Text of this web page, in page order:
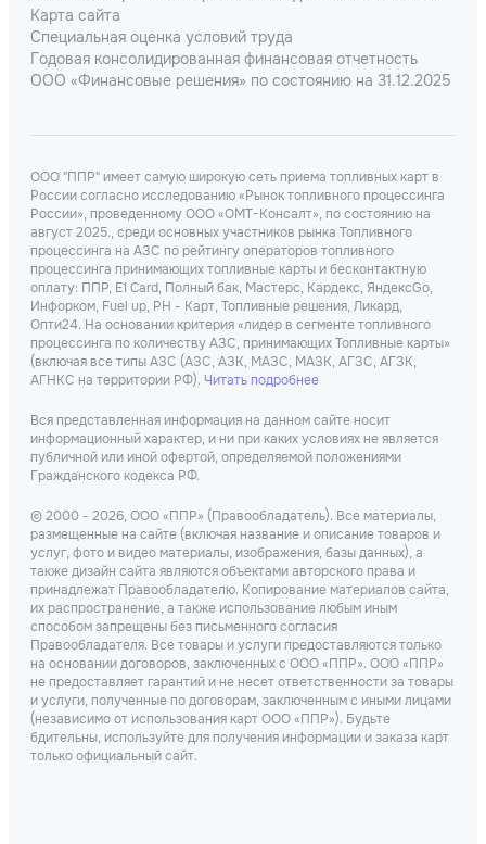
Карта сайта
Специальная оценка условий труда
Годовая консолидированная финансовая отчетность
ООО «Финансовые решения» по состоянию на 31.12.2025
ООО "ППР" имеет самую широкую сеть приема топливных карт в
России согласно исследованию «Рынок топливного процессинга
России», проведенному ООО «ОМТ-Консалт», по состоянию на
август 2025., среди основных участников рынка Топливного
процессинга на АЗС по рейтингу операторов топливного
процессинга принимающих топливные карты и бесконтактную
оплату: ППР, Е1 Card, Полный бак, Мастерс, Кардекс, ЯндексGo,
Инфорком, Fuel up, РН - Карт, Топливные решения, Ликард,
Опти24. На основании критерия «лидер в сегменте топливного
процессинга по количеству АЗС, принимающих Топливные карты»
(включая все типы АЗС (АЗС, АЗК, МАЗС, МАЗК, АГЗС, АГЗК,
АГНКС на территории РФ). Читать подробнее
Вся представленная информация на данном сайте носит
информационный характер, и ни при каких условиях не является
публичной или иной офертой, определяемой положениями
Гражданского кодекса РФ.
© 2000 - 2026, ООО «ППР» (Правообладатель). Все материалы,
размещенные на сайте (включая название и описание товаров и
услуг, фото и видео материалы, изображения, базы данных), а
также дизайн сайта являются объектами авторского права и
принадлежат Правообладателю. Копирование материалов сайта,
их распространение, а также использование любым иным
способом запрещены без письменного согласия
Правообладателя. Все товары и услуги предоставляются только
на основании договоров, заключенных с ООО «ППР». ООО «ППР»
не предоставляет гарантий и не несет ответственности за товары
и услуги, полученные по договорам, заключенным с иными лицами
(независимо от использования карт ООО «ППР»). Будьте
бдительны, используйте для получения информации и заказа карт
только официальный сайт.